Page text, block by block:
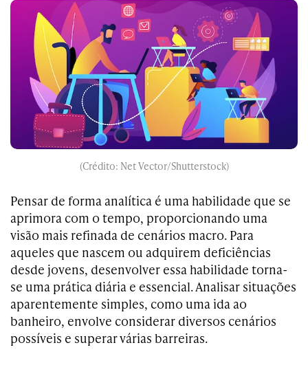
(Crédito: Net Vector/Shutterstock)
Pensar de forma analítica é uma habilidade que se
aprimora com o tempo, proporcionando uma
visão mais refinada de cenários macro. Para
aqueles que nascem ou adquirem deficiências
desde jovens, desenvolver essa habilidade torna-
se uma prática diária e essencial. Analisar situações
aparentemente simples, como uma ida ao
banheiro, envolve considerar diversos cenários
possíveis e superar várias barreiras.